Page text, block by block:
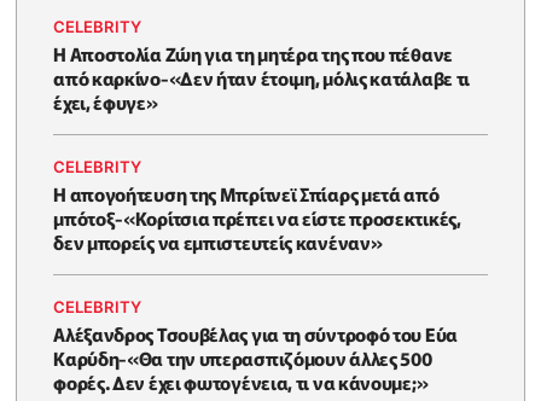
CELEBRITY
Η Αποστολία Ζώη για τη μητέρα της που πέθανε
από καρκίνο-«Δεν ήταν έτοιμη, μόλις κατάλαβε τι
έχει, έφυγε»
CELEBRITY
Η απογοήτευση της Μπρίτνεϊ Σπίαρς μετά από
μπότοξ-«Κορίτσια πρέπει να είστε προσεκτικές,
δεν μπορείς να εμπιστευτείς κανέναν»
CELEBRITY
Αλέξανδρος Τσουβέλας για τη σύντροφό του Εύα
Καρύδη-«Θα την υπερασπιζόμουν άλλες 500
φορές. Δεν έχει φωτογένεια, τι να κάνουμε;»